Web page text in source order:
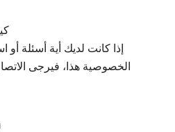
إذا كانت لديك أية أسئلة
الخصوصية هذا، فيرجى